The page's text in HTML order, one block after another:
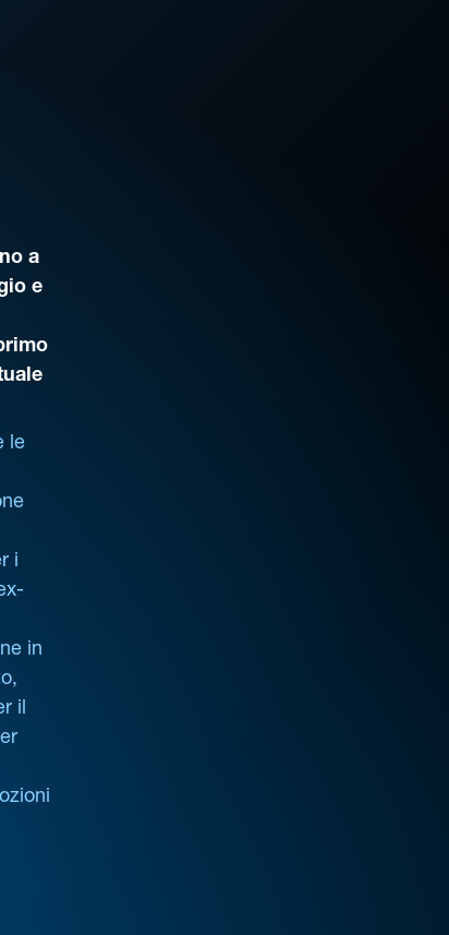
a
e
le
i
in
il